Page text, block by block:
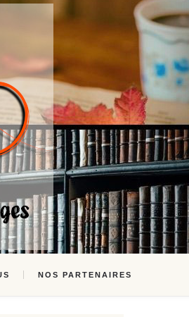
NOS PARTENAIRES